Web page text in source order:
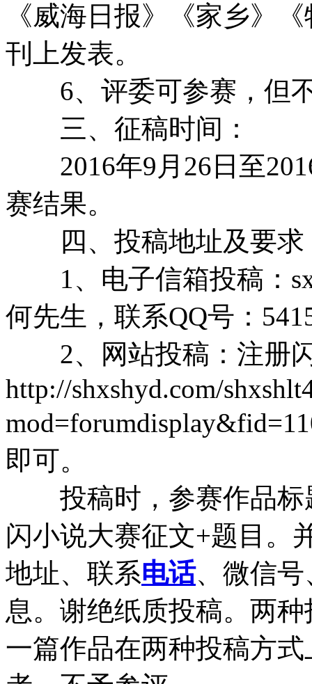
《威海日报》《家乡》
刊上发表。
6、评委可参赛，但
三、征稿时间：
2016年9月26日至
赛结果。
四、投稿地址及要求
1、电子信箱投稿：
何先生，联系QQ号：
2、网站投稿：注册
http://shxshyd.com/
即可。
投稿时，参赛作品标
闪小说大赛征文+题目。
地址、联系电话、微信号
息。谢绝纸质投稿。两
一篇作品在两种投稿方